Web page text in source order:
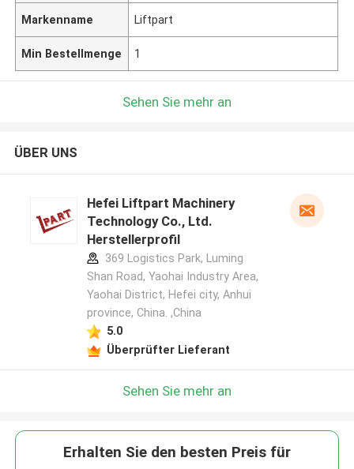
Markenname Liftpart
Min Bestellmenge 1
Sehen Sie mehr an
ÜBER UNS
Hefei Liftpart Machinery
Technology Co., Ltd.
Herstellerprofil
369 Logistics Park, Luming
Shan Road, Yaohai Industry Area,
Yaohai District, Hefei city, Anhui
province, China. ,China
5.0
Überprüfter Lieferant
Sehen Sie mehr an
Erhalten Sie den besten Preis für